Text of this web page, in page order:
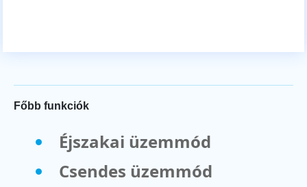
Főbb funkciók
Éjszakai üzemmód
Csendes üzemmód